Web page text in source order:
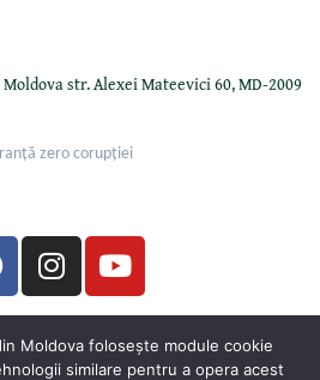
str. Alexei Mateevici 60, MD-2009
zero corupției
2026 © All Rights Reserved
Moldova folosește module cookie
similare pentru a opera acest